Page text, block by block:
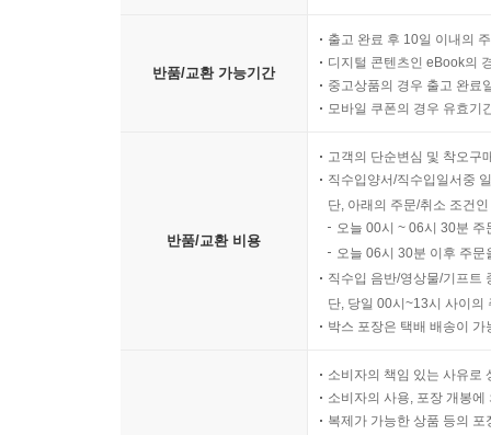
반품/교환 가능기간
출고 완료 후 10일 이내의
디지털 콘텐츠인 eBook의
중고상품의 경우 출고 완료
모바일 쿠폰의 경우 유효기
반품/교환 비용
고객의 단순변심 및 착오구
직수입양서/직수입일서중
단, 아래의 주문/취소 조건
오늘 00시 ~ 06시 30분
오늘 06시 30분 이후 주
직수입 음반/영상물/기프트
단, 당일 00시~13시 사이의
박스 포장은 택배 배송이
소비자의 책임 있는 사유로
소비자의 사용, 포장 개봉
복제가 가능한 상품 등의